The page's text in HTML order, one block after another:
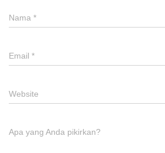
Nama *
Email *
Website
Apa yang Anda pikirkan?